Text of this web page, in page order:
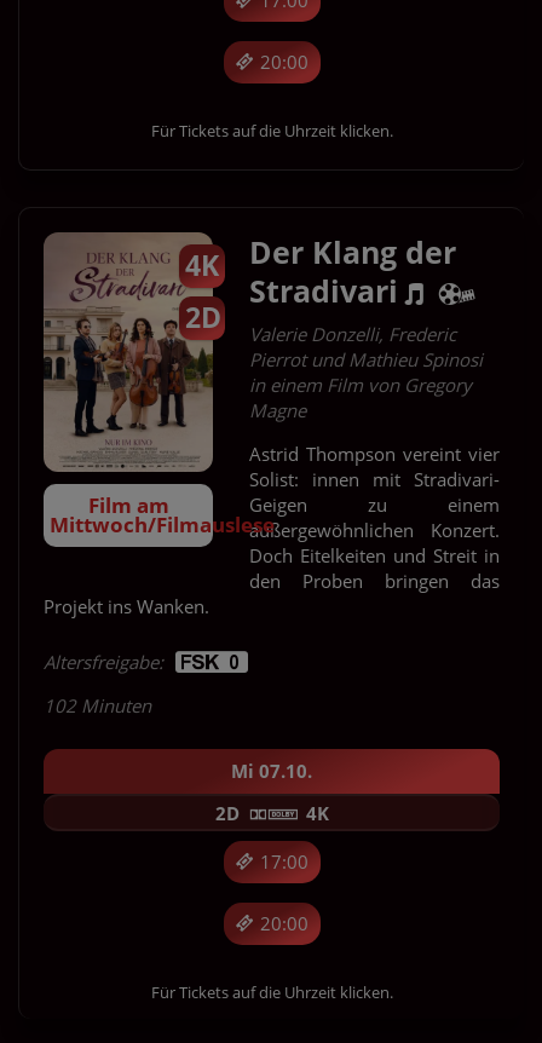
20:00
Für Tickets auf die Uhrzeit klicken.
4K
2D
Film am
Mittwoch/Filmauslese
Der Klang der
Stradivari
Valerie Donzelli, Frederic
Pierrot und Mathieu Spinosi
in einem Film von Gregory
Magne
Astrid Thompson vereint vier
Solist: innen mit Stradivari-
Geigen zu einem
außergewöhnlichen Konzert.
Doch Eitelkeiten und Streit in
den Proben bringen das
Projekt ins Wanken.
Altersfreigabe:
102 Minuten
Mi 07.10.
17:00
20:00
2D 4K
Für Tickets auf die Uhrzeit klicken.